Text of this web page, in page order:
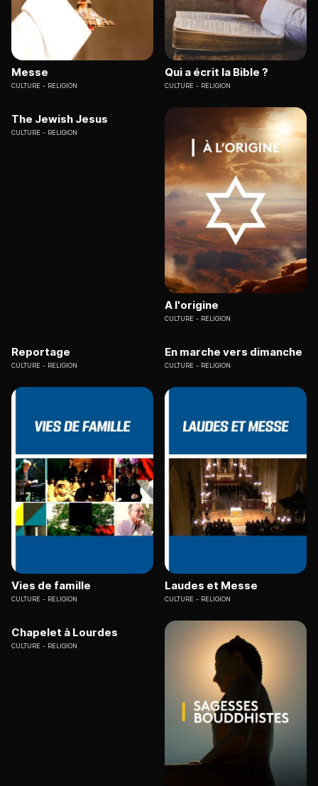
Messe
CULTURE RELIGION
Qui a écrit la Bible ?
CULTURE RELIGION
The Jewish Jesus
CULTURE RELIGION
A l'origine
CULTURE RELIGION
Reportage
CULTURE RELIGION
En marche vers dimanche
CULTURE RELIGION
Vies de famille
CULTURE RELIGION
Laudes et Messe
CULTURE RELIGION
Chapelet à Lourdes
CULTURE RELIGION